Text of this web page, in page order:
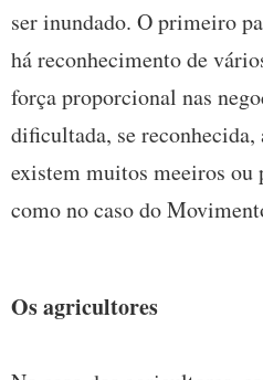
ser inundado. O primeiro
há reconhecimento de
força proporcional nas
dificultada, se reconhecida,
existem muitos meeiros ou
como no caso do
Os agricultores